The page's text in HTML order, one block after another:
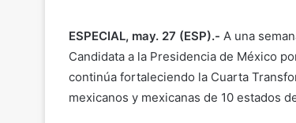
ESPECIAL, may. 27 (ESP).- A una
Candidata a la Presidencia de México
continúa fortaleciendo la Cuarta
mexicanos y mexicanas de 10 estados